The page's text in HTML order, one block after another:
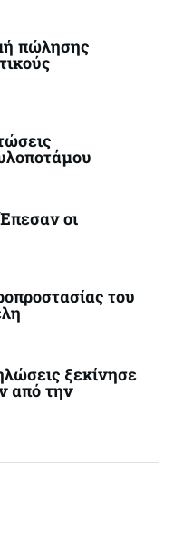
πώλησης
οι
του
ξεκίνησε
από την